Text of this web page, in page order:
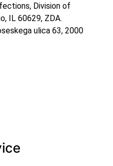
Division of
IL 60629, ZDA.
ulica 63, 2000